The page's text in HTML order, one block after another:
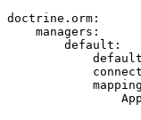
doctrine.orm:
    managers:
        default: